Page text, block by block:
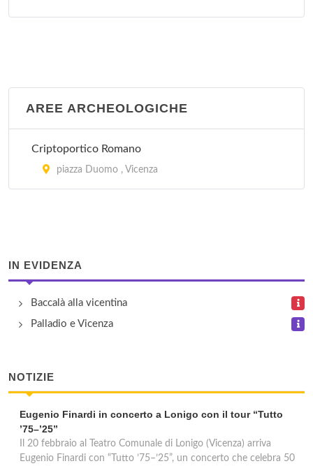
AREE ARCHEOLOGICHE
Criptoportico Romano
piazza Duomo , Vicenza
IN EVIDENZA
Baccalà alla vicentina
Palladio e Vicenza
NOTIZIE
Eugenio Finardi in concerto a Lonigo con il tour “Tutto
’75–’25”
Il 20 febbraio al Teatro Comunale di Lonigo (Vicenza) arriva
Eugenio Finardi con “Tutto ’75–’25”, un concerto che celebra 50